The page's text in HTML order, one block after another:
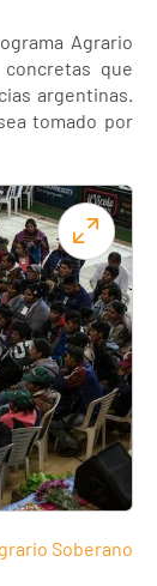
Agrario
que
argentinas.
tomado por
Soberano